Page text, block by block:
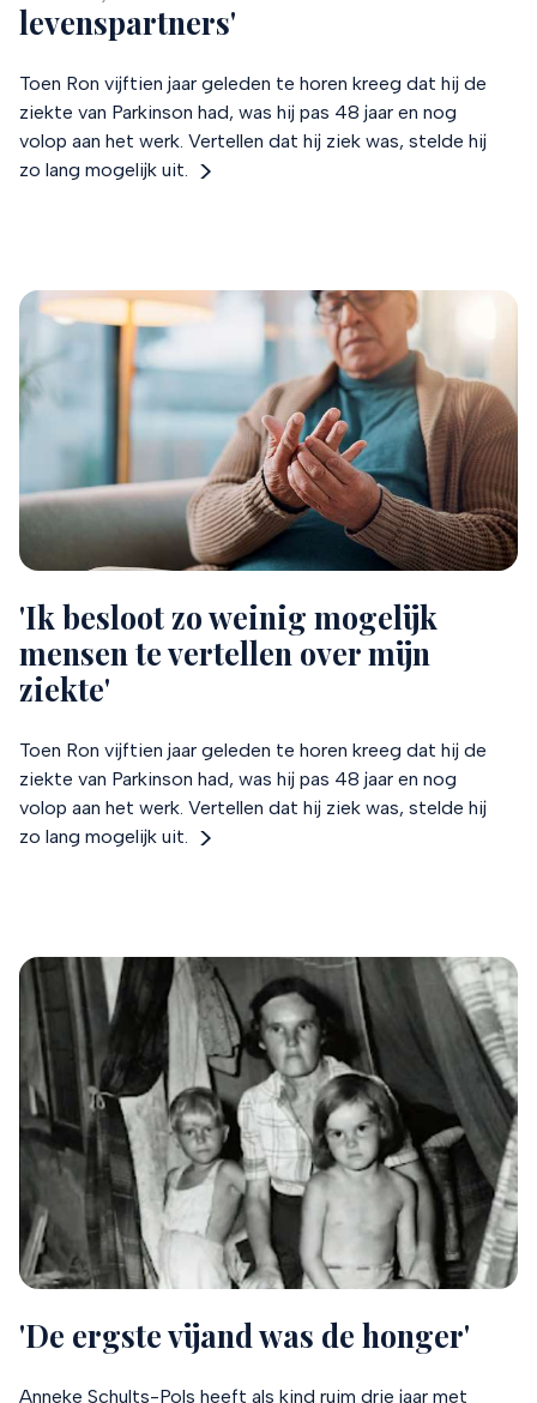
levenspartners'
Toen Ron vijftien jaar geleden te horen kreeg dat hij de
ziekte van Parkinson had, was hij pas 48 jaar en nog
volop aan het werk. Vertellen dat hij ziek was, stelde hij
zo lang mogelijk uit.
'Ik besloot zo weinig mogelijk
mensen te vertellen over mijn
ziekte'
Toen Ron vijftien jaar geleden te horen kreeg dat hij de
ziekte van Parkinson had, was hij pas 48 jaar en nog
volop aan het werk. Vertellen dat hij ziek was, stelde hij
zo lang mogelijk uit.
'De ergste vijand was de honger'
Anneke Schults-Pols heeft als kind ruim drie jaar met